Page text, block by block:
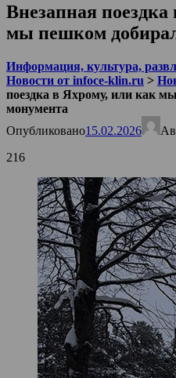
Внезапная
мы пешком
Информация, культура,
Новости от infoce-klin.ru >
поездка в Яхрому, или как
монумента
Опубликовано15.02.2026
216